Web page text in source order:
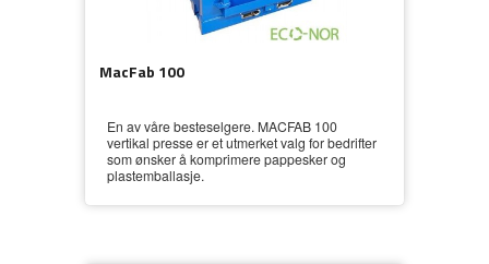
MacFab 100
En av våre besteselgere. MACFAB 100
vertikal presse er et utmerket valg for bedrifter
som ønsker å komprimere pappesker og
plastemballasje.